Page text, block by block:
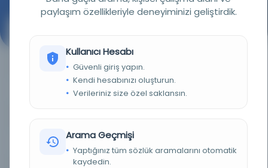
derleyen : Ahmed Nazmi [Türe] (1876 - 1950)
Genel KonularHadis
ara,ota
paylaşım özellikleriyle deneyiminizi geliştirdik.
Kullanıcı Hesabı
Güvenli giriş yapın.
Kendi hesabınızı oluşturun.
Verileriniz size özel saklansın.
Arama Geçmişi
Yaptığınız tüm sözlük aramalarını otomatik
kaydedin.